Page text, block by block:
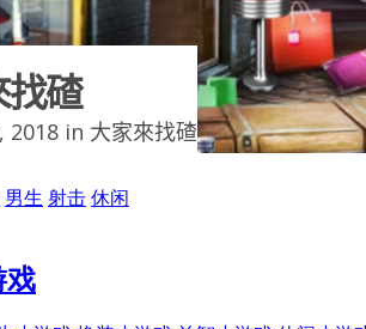
碴
2018 in 大家來找碴